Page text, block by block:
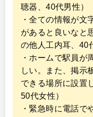
聴器、40代男性）
・全ての情報が文
があると良いなと
の他人工内耳、40
・ホームで駅員が
しい。また、掲示
できる場所に設置
50代女性）
・緊急時に電話で